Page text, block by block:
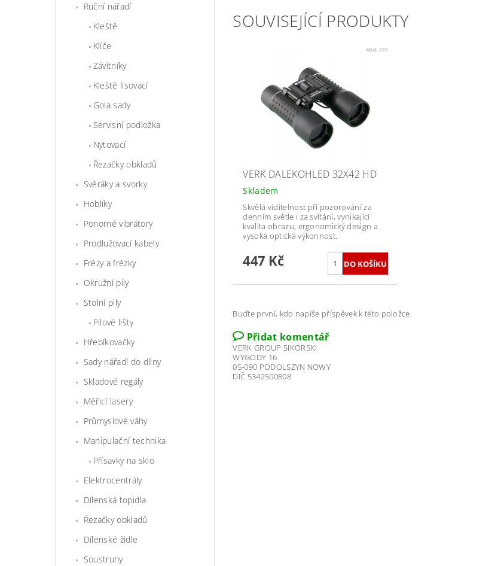
Ruční nářadí
Kleště
Klíče
Závitníky
Kleště lisovací
Gola sady
Servisní podložka
Nýtovací
Řezačky obkladů
Svěráky a svorky
Hoblíky
Ponorné vibrátory
Prodlužovací kabely
Frézy a frézky
Okružní pily
Stolní pily
Pilové lišty
Hřebíkovačky
Sady nářadí do dílny
Skladové regály
Měřicí lasery
Průmyslové váhy
Manipulační technika
Přísavky na sklo
Elektrocentrály
Dílenská topidla
Řezačky obkladů
Dílenské židle
Soustruhy
SOUVISEJÍCÍ PRODUKTY
Kód: 737
VERK DALEKOHLED 32X42 HD
Skladem
Skvělá viditelnost při pozorování za
denním světle i za svítání, vynikající
kvalita obrazu, ergonomický design a
vysoká optická výkonnost.
447 Kč
Buďte první, kdo napíše příspěvek k této položce.
Přidat komentář
VERK GROUP SIKORSKI
WYGODY 16
05-090 PODOLSZYN NOWY
DIČ 5342500808